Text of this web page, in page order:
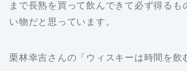
まで長熟を買って飲んできて必ず得るも
い物だと思っています。
栗林幸吉さんの「ウィスキーは時間を飲